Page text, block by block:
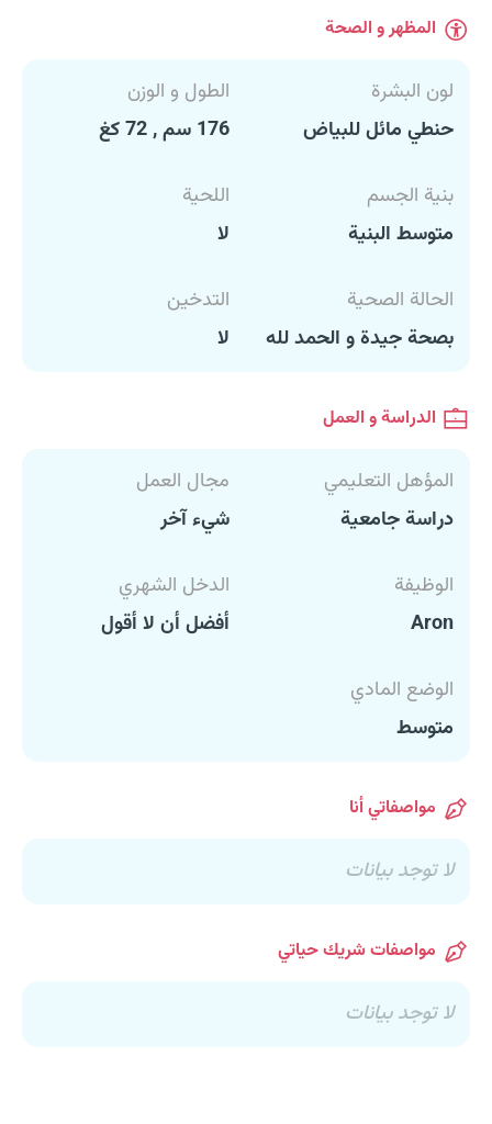
المظهر و الصحة
لون البشرة
حنطي مائل للبياض
الطول و الوزن
176 سم , 72 كغ
بنية الجسم
متوسط البنية
اللحية
لا
الحالة الصحية
بصحة جيدة و الحمد لله
التدخين
لا
الدراسة و العمل
المؤهل التعليمي
دراسة جامعية
مجال العمل
شيء آخر
الوظيفة
Aron
الدخل الشهري
أفضل أن لا أقول
الوضع المادي
متوسط
مواصفاتي أنا
لا توجد بيانات
مواصفات شريك حياتي
لا توجد بيانات